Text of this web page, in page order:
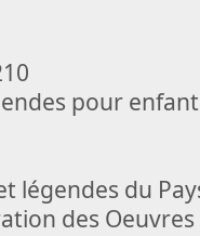
pour
légendes du
des